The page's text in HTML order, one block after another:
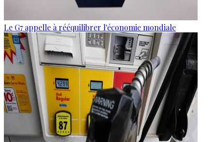
Le G7 appelle à rééquilibrer l'économie mondiale